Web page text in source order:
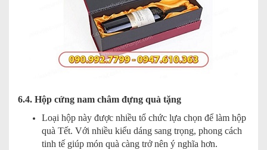
6.4. Hộp cứng nam châm đựng quà tặng
Loại hộp này được nhiều tổ chức lựa chọn để làm hộp
quà Tết. Với nhiều kiểu dáng sang trọng, phong cách
tinh tế giúp món quà càng trở nên ý nghĩa hơn.